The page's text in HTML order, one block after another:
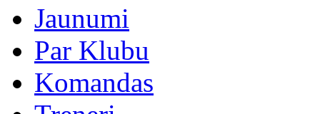
Jaunumi
Par Klubu
Komandas